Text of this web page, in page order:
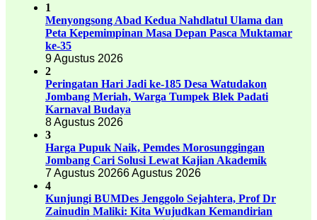
1
Menyongsong Abad Kedua Nahdlatul Ulama dan
Peta Kepemimpinan Masa Depan Pasca Muktamar
ke-35
9 Agustus 2026
2
Peringatan Hari Jadi ke-185 Desa Watudakon
Jombang Meriah, Warga Tumpek Blek Padati
Karnaval Budaya
8 Agustus 2026
3
Harga Pupuk Naik, Pemdes Morosunggingan
Jombang Cari Solusi Lewat Kajian Akademik
7 Agustus 20266 Agustus 2026
4
Kunjungi BUMDes Jenggolo Sejahtera, Prof Dr
Zainudin Maliki: Kita Wujudkan Kemandirian